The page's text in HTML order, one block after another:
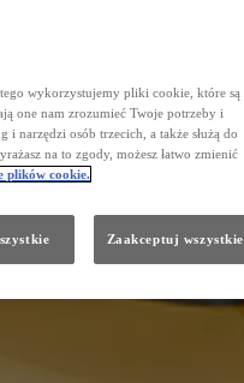
wykorzystujemy pliki cookie, które są
one nam zrozumieć Twoje potrzeby i
i narzędzi osób trzecich, a także służą do
na to zgody, możesz łatwo zmienić
plików cookie.
Zaakceptuj wszystkie